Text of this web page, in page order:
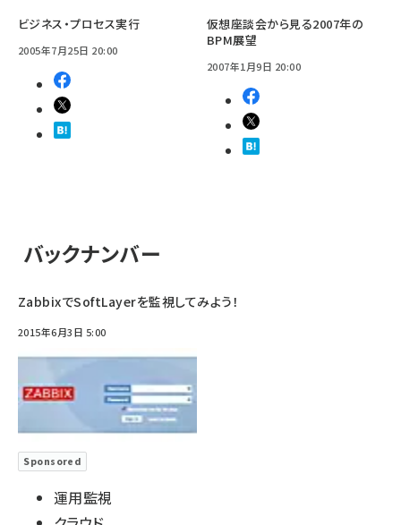
ビジネス・プロセス実行
2005年7月25日 20:00
仮想座談会から見る2007年の
BPM展望
2007年1月9日 20:00
バックナンバー
ZabbixでSoftLayerを監視してみよう！
2015年6月3日 5:00
Sponsored
運用監視